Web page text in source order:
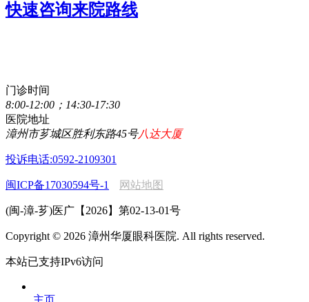
快速咨询来院路线
门诊时间
8:00-12:00；14:30-17:30
医院地址
漳州市芗城区胜利东路45号八达大厦
投诉电话:0592-2109301
闽ICP备17030594号-1 网站地图
(闽-漳-芗)医广【2026】第02-13-01号
Copyright © 2026 漳州华厦眼科医院. All rights reserved.
本站已支持IPv6访问